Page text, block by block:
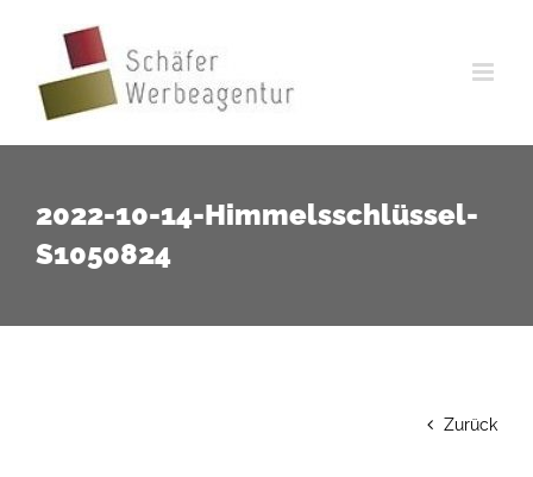
springen
2022-10-14-Himmelsschlüssel-
S1050824
Zurück